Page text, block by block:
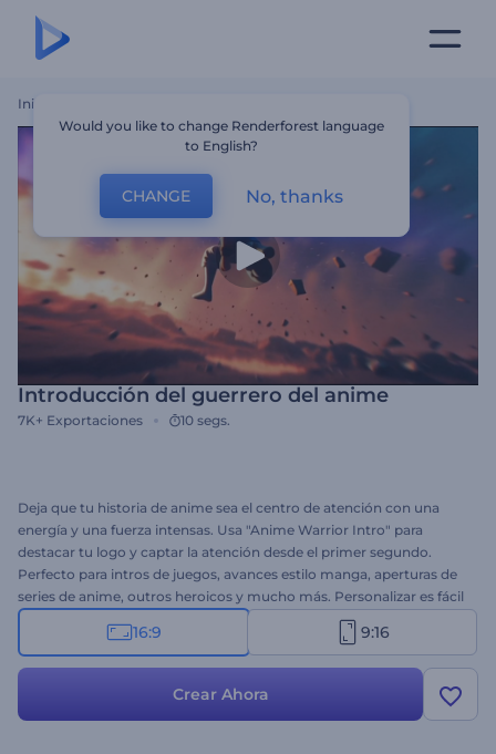
Inicio
Introducción del guerrero del anime
7K+ Exportaciones 10 segs.
Deja que tu historia de anime sea el centro de atención con una
energía y una fuerza intensas. Usa "Anime Warrior Intro" para
destacar tu logo y captar la atención desde el primer segundo.
Perfecto para intros de juegos, avances estilo manga, aperturas de
series de anime, outros heroicos y mucho más. Personalizar es fácil
y rápido: sube tu logo, escribe tu mensaje y elige la pista musical
adecuada. ¡Crea ahora y haz que tu contenido comience como la
16:9 9:16
Crear Ahora
Would you like to change Renderforest language
to English?
CHANGE No, thanks